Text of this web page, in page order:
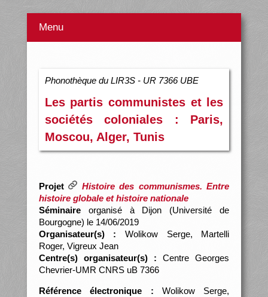
Menu
Phonothèque du LIR3S - UR 7366 UBE
Les partis communistes et les
sociétés coloniales : Paris,
Moscou, Alger, Tunis
Projet
Histoire des communismes. Entre
histoire globale et histoire nationale
Séminaireorganisé à Dijon (Université de
Bourgogne) le 14/06/2019
Organisateur(s) : Wolikow Serge, Martelli
Roger, Vigreux Jean
Centre(s) organisateur(s) : Centre Georges
Chevrier-UMR CNRS uB 7366
Référence électronique : Wolikow Serge,